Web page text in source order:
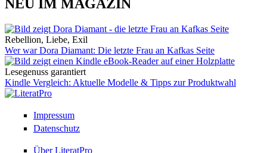
NEU IM MAGAZIN
Rebellion, Liebe, Exil
Wer war Dora Diamant: Die letzte Frau an Kafkas Seite
Lesegenuss garantiert
Kindle Vergleich: Aktuelle Modelle & Tipps zur Produktwahl
Impressum
Datenschutz
Über LiteratPro